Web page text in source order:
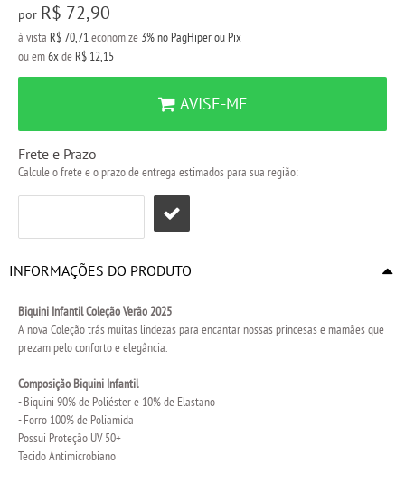
por R$ 72,90
à vista R$ 70,71economize 3%no PagHiper ou Pix
ou em6xde R$ 12,15
AVISE-ME
Frete e Prazo
Calcule o frete e o prazo de entrega estimados para sua região:
INFORMAÇÕES DO PRODUTO
Biquini Infantil Coleção Verão 2025
A nova Coleção trás muitas lindezas para encantar nossas princesas e mamães que
prezam pelo conforto e elegância.
Composição Biquini Infantil
- Biquini 90% de Poliéster e 10% de Elastano
- Forro 100% de Poliamida
Possui Proteção UV 50+
Tecido Antimicrobiano